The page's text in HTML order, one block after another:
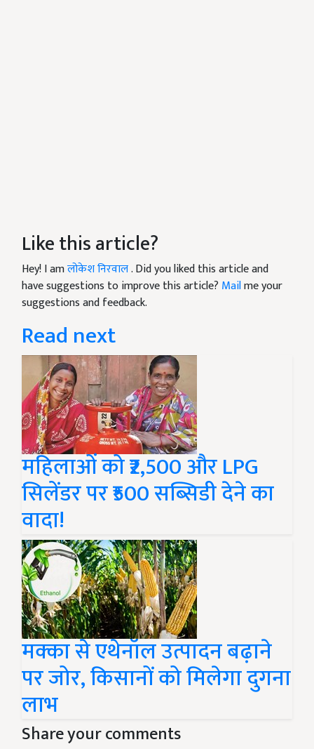
Like this article?
Hey! I amलोकेश निरवाल. Did you liked this article and
have suggestions to improve this article? Mailme your
suggestions and feedback.
Read next
महिलाओं को ₹2,500 और LPG
सिलेंडर पर ₹500 सब्सिडी देने का
वादा!
मक्का से एथेनॉल उत्पादन बढ़ाने
पर जोर, किसानों को मिलेगा दुगना
लाभ
Share your comments